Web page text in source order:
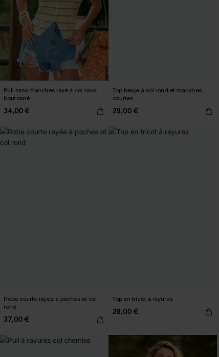
Pull sans manches rayé à col rond
boutonné
34,00 €
Top beige à col rond et manches
courtes
29,00 €
Robe courte rayée à poches et col
rond
37,00 €
Top en tricot à rayures
28,00 €